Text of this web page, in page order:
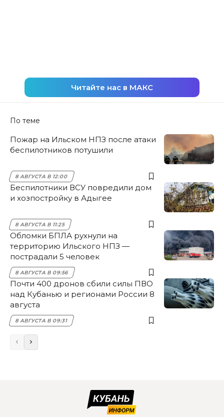
Читайте нас в МАКС
По теме
Пожар на Ильском НПЗ после атаки
беспилотников потушили
8 АВГУСТА В 12:00
Беспилотники ВСУ повредили дом
и хозпостройку в Адыгее
8 АВГУСТА В 11:25
Обломки БПЛА рухнули на
территорию Ильского НПЗ —
пострадали 5 человек
8 АВГУСТА В 09:56
Почти 400 дронов сбили силы ПВО
над Кубанью и регионами России 8
августа
8 АВГУСТА В 09:31